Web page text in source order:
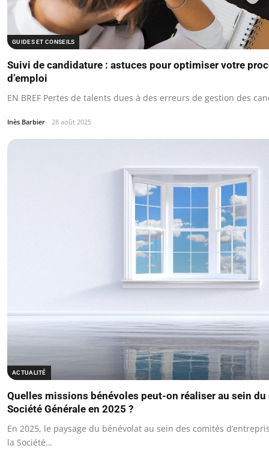
GUIDES ET CONSEILS
Suivi de candidature : astuces pour optimiser votre
d’emploi
EN BREF Pertes de talents dues à des erreurs de gestion des
Inès Barbier 28 août 2025
ACTUALITÉ
Quelles missions bénévoles peut-on réaliser au sein du
Société Générale en 2025 ?
En 2025, le paysage du bénévolat au sein des comités
la Société…